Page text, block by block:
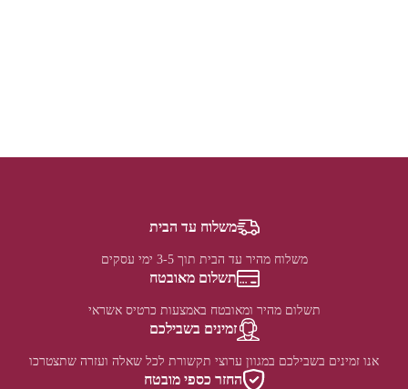
משלוח עד הבית
משלוח מהיר עד הבית תוך 3-5 ימי עסקים
תשלום מאובטח
תשלום מהיר ומאובטח באמצעות כרטיס אשראי
זמינים בשבילכם
אנו זמינים בשבילכם במגוון ערוצי תקשורת לכל שאלה ועזרה שתצטרכו
החזר כספי מובטח